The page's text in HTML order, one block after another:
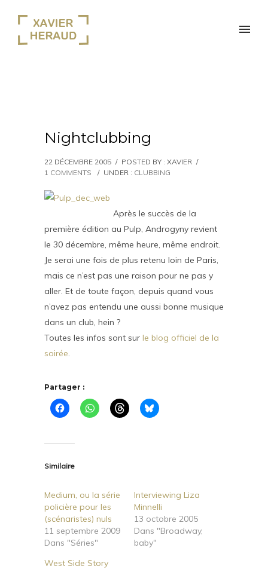
Nightclubbing
22 DÉCEMBRE 2005 / POSTED BY : XAVIER /
1 COMMENTS
/ UNDER : CLUBBING
Après le succès de la
première édition au Pulp, Androgyny revient
le 30 décembre, même heure, même endroit.
Je serai une fois de plus retenu loin de Paris,
mais ce n’est pas une raison pour ne pas y
aller. Et de toute façon, depuis quand vous
n’avez pas entendu une aussi bonne musique
dans un club, hein ?
Toutes les infos sont sur le blog officiel de la
soirée.
Partager :
Similaire
Medium, ou la série
policière pour les
(scénaristes) nuls
11 septembre 2009
Dans "Séries"
Interviewing Liza
Minnelli
13 octobre 2005
Dans "Broadway,
baby"
West Side Story